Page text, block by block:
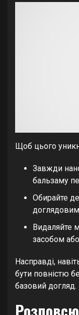
Щоб цього
Завжди
бальзаму
Обирайте
Видаляйте
засобом
Насправді,
бути повністю
базовий догляд.